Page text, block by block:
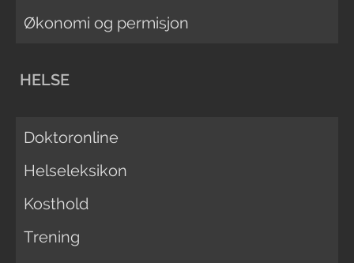
Økonomi og permisjon
HELSE
Doktoronline
Helseleksikon
Kosthold
Trening